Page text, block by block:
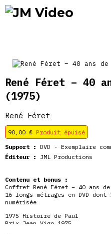
René Féret – 40
(1975)
René Féret
90,00 € Produit épuisé
Support : DVD - Exemplaire
Éditeur :
JML Productions
Contenu et bonus :
Coffret René Féret – 40 ans
16 longs-métrages en DVD
numérisée
1975 Histoire de Paul
Prix Jean Vigo 1975